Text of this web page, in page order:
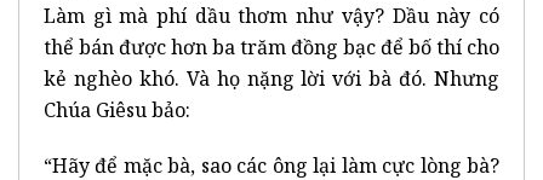
Làm gì mà phí dầu thơm như vậy? Dầu này có
thể bán được hơn ba trăm đồng bạc để bố thí cho
kẻ nghèo khó. Và họ nặng lời với bà đó. Nhưng
Chúa Giêsu bảo:
“Hãy để mặc bà, sao các ông lại làm cực lòng bà?